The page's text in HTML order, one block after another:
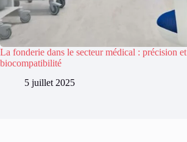
La fonderie dans le secteur médical : précision et
biocompatibilité
5 juillet 2025